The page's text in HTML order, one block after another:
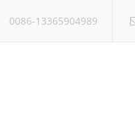
0086-13365904989